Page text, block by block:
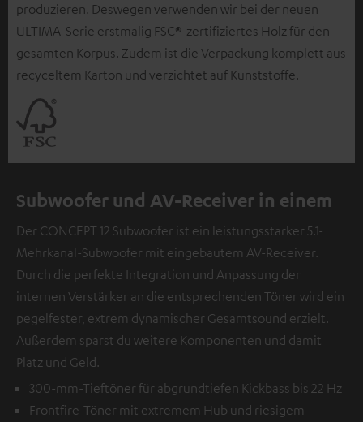
produzieren. Deswegen verwenden wir bei der neuen
ULTIMA-Serie erstmalig FSC®-zertifiziertes Holz für den
gesamten Korpus. Zudem ist die Verpackung komplett aus
recyceltem Karton und verzichtet auf Kunststoffe.
Subwoofer und AV-Receiver in einem
Der CONCEPT 12 Subwoofer ist ein leistungsstarker 5.1-
Mehrkanal-Subwoofer mit eingebautem AV-Receiver.
Durch die perfekte Integration und Anpassung der
internen Verstärker an die entsprechenden Töner wird ein
pegelfester, extrem dynamischer Gesamtsound erzielt.
Außerdem sparst du weitere Komponenten und damit
Platz und Geld.
300-mm-Tieftöner für abgrundtiefen Kickbass bis 22 Hz
Frontfire-Töner mit extremem Hub und riesigem